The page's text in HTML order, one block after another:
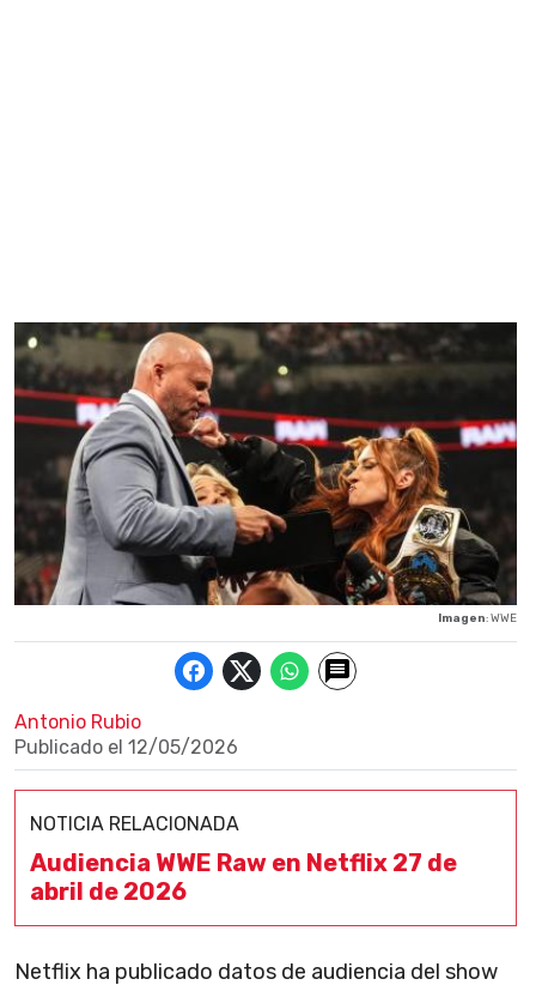
Imagen: WWE
Antonio Rubio
Publicado el 12/05/2026
NOTICIA RELACIONADA
Audiencia WWE Raw en Netflix 27 de
abril de 2026
Netflix ha publicado datos de audiencia del show